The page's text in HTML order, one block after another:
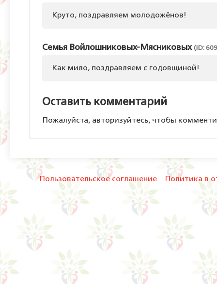
Круто, поздравляем молодожёнов!
Семья Войлошниковых-Мясниковых (ID:
Как мило, поздравляем с годовщиной!
Оставить комментарий
Пожалуйста, авторизуйтесь, чтобы
Пользовательское соглашение Политика в